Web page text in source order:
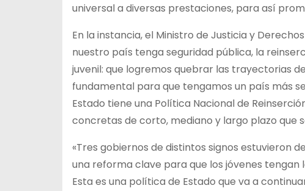
universal a diversas prestaciones, para así
En la instancia, el Ministro de Justicia y
nuestro país tenga seguridad pública, la
juvenil: que logremos quebrar las trayectorias
fundamental para que tengamos un país más
Estado tiene una Política Nacional de
concretas de corto, mediano y largo plazo que
«Tres gobiernos de distintos signos estuvieron
una reforma clave para que los jóvenes
Esta es una política de Estado que va a